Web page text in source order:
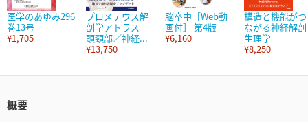
医学のあゆみ296
巻13号
¥1,705
プロメテウス解
剖学アトラス
頭頸部／神経...
¥13,750
脳卒中［Web動
画付］ 第4版
¥6,160
構造と機能がつ
ながる神経解剖
生理学
¥8,250
概要